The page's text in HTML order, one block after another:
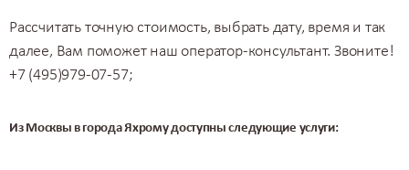
Рассчитать точную стоимость, выбрать дату, время и так
далее, Вам поможет наш оператор-консультант. Звоните!
+7 (495)979-07-57;
Из Москвы в города Яхрому доступны следующие услуги: